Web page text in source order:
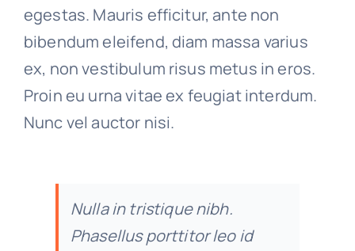
egestas. Mauris efficitur, ante non
bibendum eleifend, diam massa varius
ex, non vestibulum risus metus in eros.
Proin eu urna vitae ex feugiat interdum.
Nunc vel auctor nisi.
Nulla in tristique nibh.
Phasellus porttitor leo id